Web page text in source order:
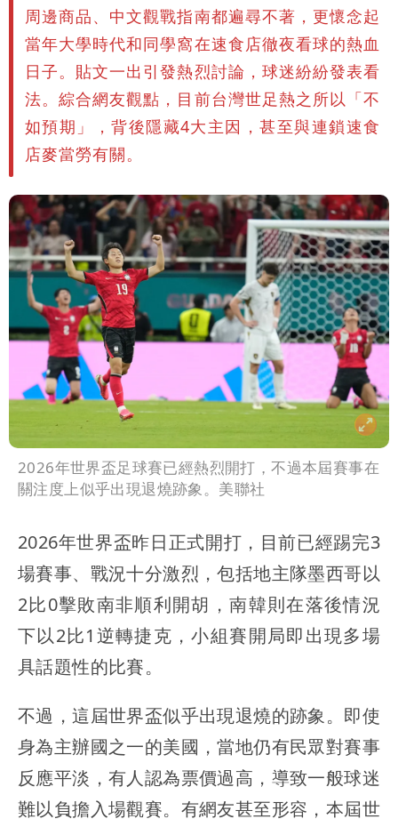
起訴
周邊商品、中文觀戰指南都遍尋不著，更懷念起
當年大學時代和同學窩在速食店徹夜看球的熱血
日子。貼文一出引發熱烈討論，球迷紛紛發表看
法。綜合網友觀點，目前台灣世足熱之所以「不
如預期」，背後隱藏4大主因，甚至與連鎖速食
店麥當勞有關。
2026年世界盃足球賽已經熱烈開打，不過本屆賽事在
關注度上似乎出現退燒跡象。美聯社
2026年世界盃昨日正式開打，目前已經踢完3
場賽事、戰況十分激烈，包括地主隊墨西哥以
2比0擊敗南非順利開胡，南韓則在落後情況
下以2比1逆轉捷克，小組賽開局即出現多場
具話題性的比賽。
不過，這屆世界盃似乎出現退燒的跡象。即使
身為主辦國之一的美國，當地仍有民眾對賽事
反應平淡，有人認為票價過高，導致一般球迷
難以負擔入場觀賽。有網友甚至形容，本屆世